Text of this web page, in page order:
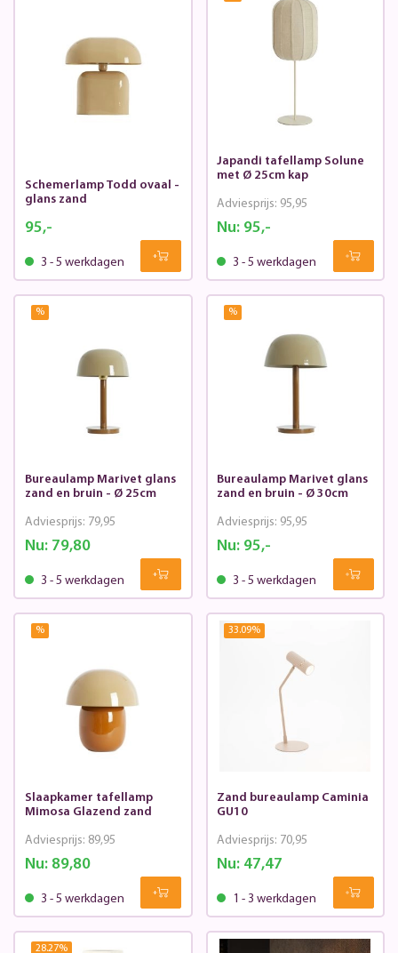
Schemerlamp Todd ovaal -
glans zand
95,-
3 - 5 werkdagen
Japandi tafellamp Solune
met Ø 25cm kap
Nu: 95,-
Adviesprijs: 95,95
3 - 5 werkdagen
%
Bureaulamp Marivet glans
zand en bruin - Ø 25cm
Nu:79,80
Adviesprijs: 79,95
3 - 5 werkdagen
%
Bureaulamp Marivet glans
zand en bruin - Ø 30cm
Nu: 95,-
Adviesprijs: 95,95
3 - 5 werkdagen
%
Slaapkamer tafellamp
Mimosa Glazend zand
Nu:89,80
Adviesprijs: 89,95
3 - 5 werkdagen
33.09%
Zand bureaulamp Caminia
GU10
Nu: 47,47
Adviesprijs: 70,95
1 - 3 werkdagen
28.27%